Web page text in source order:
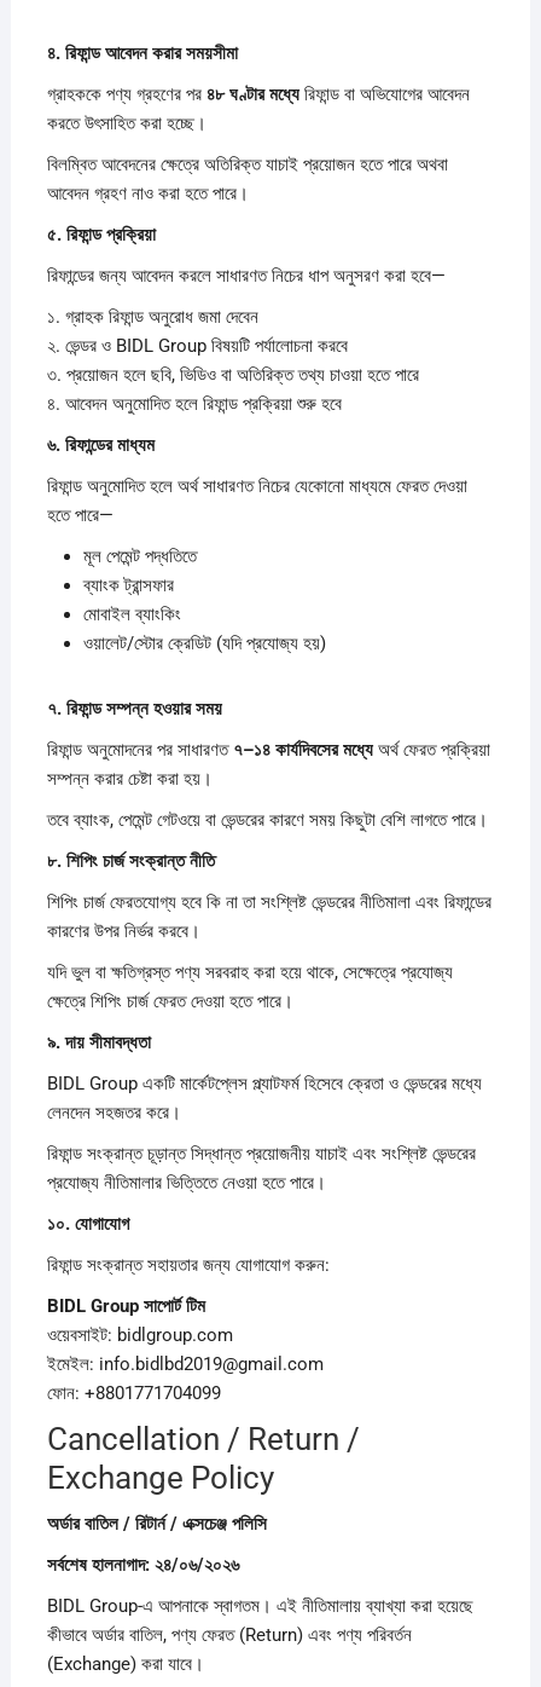
৪. রিফান্ডআবেদনকরারসময়সীমা
গ্রাহককে পণ্য গ্রহণের পর ৪৮ঘণ্টারমধ্যেরিফান্ড বা অভিযোগের আবেদন
করতে উৎসাহিত করা হচ্ছে।
বিলম্বিত আবেদনের ক্ষেত্রে অতিরিক্ত যাচাই প্রয়োজন হতে পারে অথবা
আবেদন গ্রহণ নাও করা হতে পারে।
৫. রিফান্ডপ্রক্রিয়া
রিফান্ডের জন্য আবেদন করলে সাধারণত নিচের ধাপ অনুসরণ করা হবে—
১. গ্রাহক রিফান্ড অনুরোধ জমা দেবেন
২. ভেন্ডর ও BIDL Group বিষয়টি পর্যালোচনা করবে
৩. প্রয়োজন হলে ছবি, ভিডিও বা অতিরিক্ত তথ্য চাওয়া হতে পারে
৪. আবেদন অনুমোদিত হলে রিফান্ড প্রক্রিয়া শুরু হবে
৬. রিফান্ডেরমাধ্যম
রিফান্ড অনুমোদিত হলে অর্থ সাধারণত নিচের যেকোনো মাধ্যমে ফেরত দেওয়া
হতে পারে—
মূল পেমেন্ট পদ্ধতিতে
ব্যাংক ট্রান্সফার
মোবাইল ব্যাংকিং
ওয়ালেট/স্টোর ক্রেডিট (যদি প্রযোজ্য হয়)
৭. রিফান্ডসম্পন্নহওয়ারসময়
রিফান্ড অনুমোদনের পর সাধারণত ৭–১৪ কার্যদিবসেরমধ্যেঅর্থ ফেরত প্রক্রিয়া
সম্পন্ন করার চেষ্টা করা হয়।
তবে ব্যাংক, পেমেন্ট গেটওয়ে বা ভেন্ডরের কারণে সময় কিছুটা বেশি লাগতে পারে।
৮. শিপিং চার্জসংক্রান্তনীতি
শিপিং চার্জ ফেরতযোগ্য হবে কি না তা সংশ্লিষ্ট ভেন্ডরের নীতিমালা এবং রিফান্ডের
কারণের উপর নির্ভর করবে।
যদি ভুল বা ক্ষতিগ্রস্ত পণ্য সরবরাহ করা হয়ে থাকে, সেক্ষেত্রে প্রযোজ্য
ক্ষেত্রে শিপিং চার্জ ফেরত দেওয়া হতে পারে।
৯.দায়সীমাবদ্ধতা
BIDL Group একটি মার্কেটপ্লেস প্ল্যাটফর্ম হিসেবে ক্রেতা ও ভেন্ডরের মধ্যে
লেনদেন সহজতর করে।
রিফান্ড সংক্রান্ত চূড়ান্ত সিদ্ধান্ত প্রয়োজনীয় যাচাই এবং সংশ্লিষ্ট ভেন্ডরের
প্রযোজ্য নীতিমালার ভিত্তিতে নেওয়া হতে পারে।
১০. যোগাযোগ
রিফান্ড সংক্রান্ত সহায়তার জন্য যোগাযোগ করুন:
BIDL Group সাপোর্টটিম
ওয়েবসাইট: bidlgroup.com
ইমেইল: info.bidlbd2019@gmail.com
ফোন: +8801771704099
Cancellation / Return /
Exchange Policy
অর্ডারবাতিল / রিটার্ন / এক্সচেঞ্জ পলিসি
সর্বশেষহালনাগাদ: ২৪/০৬/২০২৬
BIDL Group-এ আপনাকে স্বাগতম। এই নীতিমালায় ব্যাখ্যা করা হয়েছে
কীভাবে অর্ডার বাতিল, পণ্য ফেরত (Return) এবং পণ্য পরিবর্তন
(Exchange) করা যাবে।